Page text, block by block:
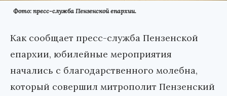
Фото: пресс-служба Пензенской епархии.
Как сообщает пресс-служба Пензенской
епархии, юбилейные мероприятия
начались с благодарственного молебна,
который совершил митрополит Пензенский